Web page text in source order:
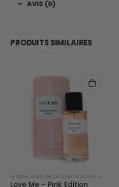
AVIS (0)
PRODUITS SIMILAIRES
FEMMES PARFUMS OCCIDENTAUX PINK EDITION
Love Me – Pink Edition